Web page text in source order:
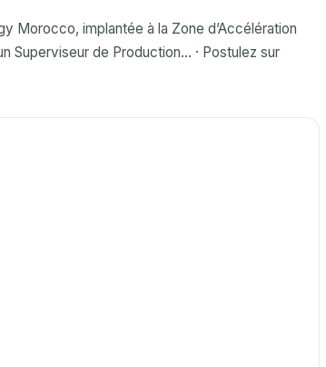
Morocco, implantée à la Zone d’Accélération
Superviseur de Production... · Postulez sur